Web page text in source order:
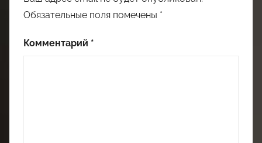
Обязательные поля помечены *
Комментарий *